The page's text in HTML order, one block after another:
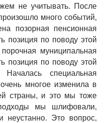
не учитывать. После
много событий,
позорная пенсионная
позиция по поводу этой
муниципальная
позиция по поводу этой
специальная
многое изменила в
страны, и это мы тоже
мы шлифовали,
неустанно. Это вопрос,